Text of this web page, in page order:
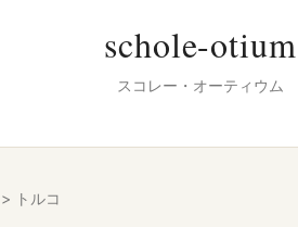
schole-otium
スコレー・オーティウム
> トルコ